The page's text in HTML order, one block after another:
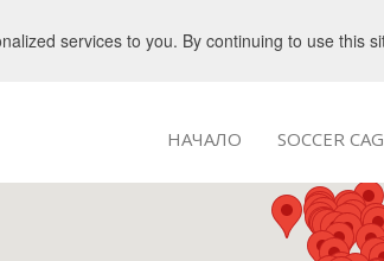
services to you. By continuing to use this
НАЧАЛО SOCCER